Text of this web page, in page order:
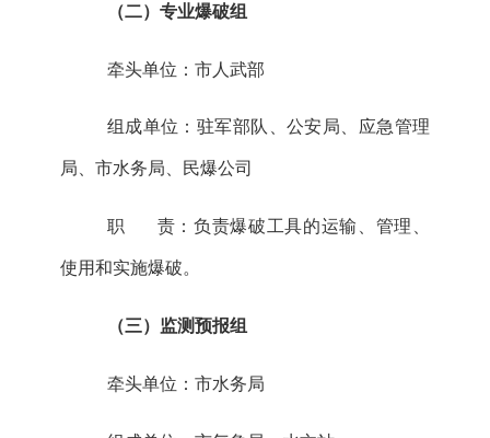
（二）专业爆破组
牵头单位： 市人武部
组成单位：驻军部队、公安局、 应急管理
局 市水务局 民爆公司
职 责：负责爆破工具的运输、管理、
使用和实施爆破。
（三）监测预报组
牵头单位： 市水务局